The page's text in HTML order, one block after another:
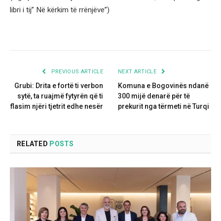
libri i tij” Në kërkim të rrënjëve”)
PREVIOUS ARTICLE
Grubi: Drita e fortë ti verbon
sytë, ta ruajmë fytyrën që ti
flasim njëri tjetrit edhe nesër
NEXT ARTICLE
Komuna e Bogovinës ndanë
300 mijë denarë për të
prekurit nga tërmeti në Turqi
RELATED POSTS